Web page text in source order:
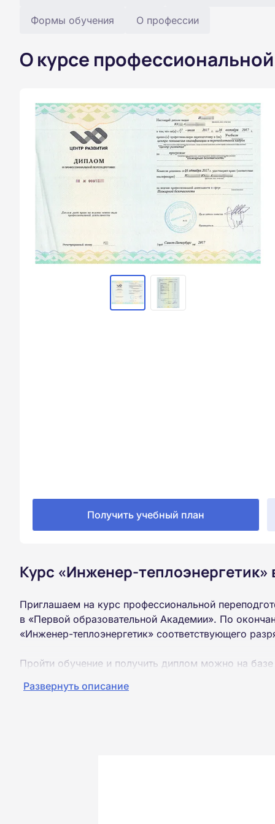
Формы обучения О профессии
О курсе
Получить учебный план
Курс «Инженер-теплоэнергетик»
Приглашаем на курс профессиональной
в «Первой образовательной Академии». По
«Инженер-теплоэнергетик» соответствующего
Пройти обучение и получить диплом можно на
Развернуть описание